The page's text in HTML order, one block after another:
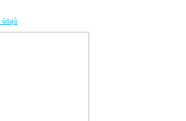
údajů